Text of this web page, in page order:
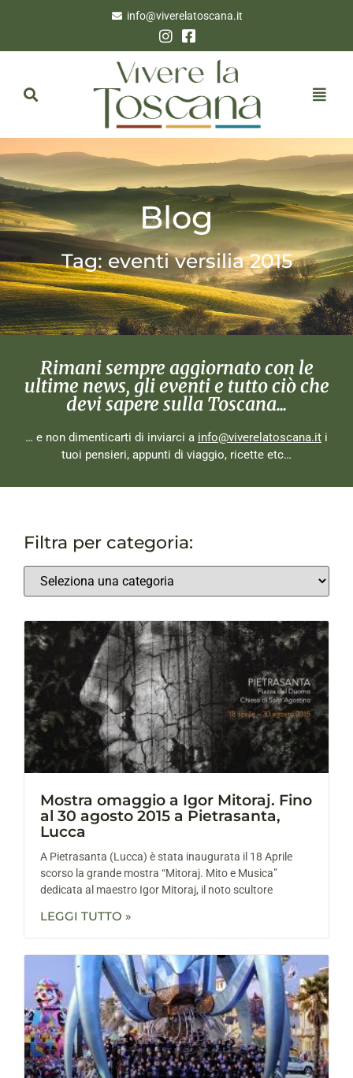
info@viverelatoscana.it
Blog
Tag: eventi versilia 2015
Rimani sempre aggiornato con le
ultime news, gli eventi e tutto ciò che
devi sapere sulla Toscana...
… e non dimenticarti di inviarci a info@viverelatoscana.it i
tuoi pensieri, appunti di viaggio, ricette etc…
Filtra per categoria:
Mostra omaggio a Igor Mitoraj. Fino
al 30 agosto 2015 a Pietrasanta,
Lucca
A Pietrasanta (Lucca) è stata inaugurata il 18 Aprile
scorso la grande mostra “Mitoraj. Mito e Musica”
dedicata al maestro Igor Mitoraj, il noto scultore
LEGGI TUTTO »